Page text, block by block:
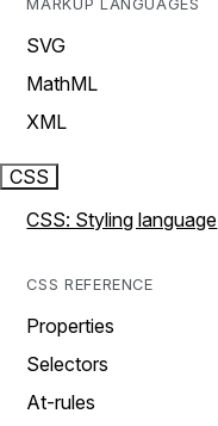
MARKUP LANGUAGES
SVG
MathML
XML
CSS
CSS: Styling language
CSS REFERENCE
Properties
Selectors
At-rules